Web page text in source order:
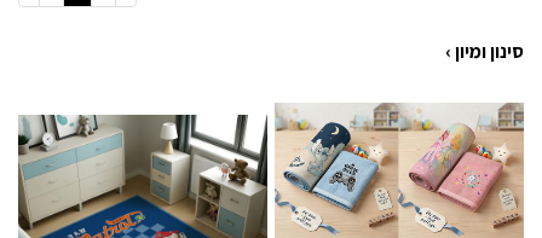
סינון ומיון ›